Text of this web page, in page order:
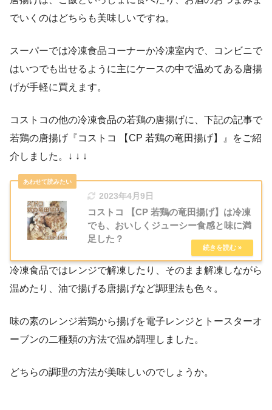
でいくのはどちらも美味しいですね。
スーパーでは冷凍食品コーナーか冷凍室内で、コンビニで
はいつでも出せるように主にケースの中で温めてある唐揚
げが手軽に買えます。
コストコの他の冷凍食品の若鶏の唐揚げに、下記の記事で
若鶏の唐揚げ『コストコ 【CP 若鶏の竜田揚げ】』をご紹
介しました。↓ ↓ ↓
2023年4月9日
コストコ 【CP 若鶏の竜田揚げ】は冷凍
でも、おいしくジューシー食感と味に満
足した？
冷凍食品ではレンジで解凍したり、そのまま解凍しながら
温めたり、油で揚げる唐揚げなど調理法も色々。
味の素のレンジ若鶏から揚げを電子レンジとトースターオ
ーブンの二種類の方法で温め調理しました。
どちらの調理の方法が美味しいのでしょうか。